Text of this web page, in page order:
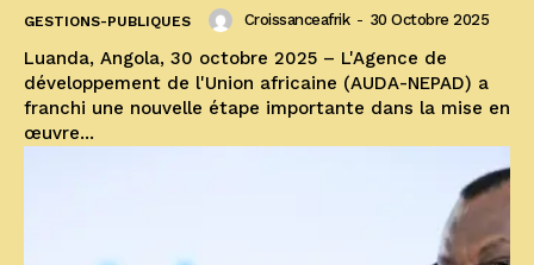
GESTIONS-PUBLIQUES Croissanceafrik - 30 Octobre 2025
Luanda, Angola, 30 octobre 2025 – L'Agence de
développement de l'Union africaine (AUDA-NEPAD) a
franchi une nouvelle étape importante dans la mise en
œuvre...